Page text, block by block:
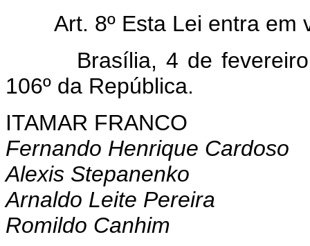
Art. 8º Esta Lei entra em
Brasília, 4 de fevereiro
106º da República.
ITAMAR FRANCO
Fernando Henrique Cardoso
Alexis Stepanenko
Arnaldo Leite Pereira
Romildo Canhim